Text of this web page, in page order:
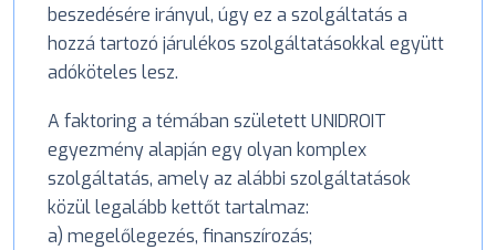
beszedésére irányul, úgy ez a szolgáltatás a
hozzá tartozó járulékos szolgáltatásokkal együtt
adóköteles lesz.
A faktoring a témában született UNIDROIT
egyezmény alapján egy olyan komplex
szolgáltatás, amely az alábbi szolgáltatások
közül legalább kettőt tartalmaz:
a) megelőlegezés, finanszírozás;